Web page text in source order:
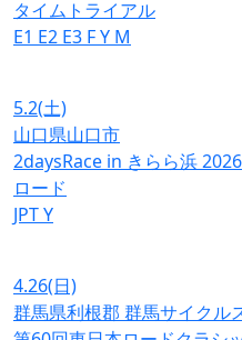
タイムトライアル
E1 E2 E3 FY M
5.2(土)
山口県山口市
2daysRace in きらら浜
ロード
JPTY
4.26(日)
群馬県利根郡 群馬サイクル